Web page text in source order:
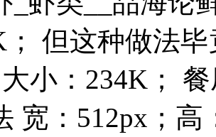
但这种做法
小：234K；
宽：512px；高